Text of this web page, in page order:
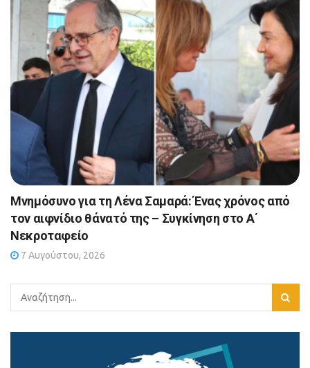
Μνημόσυνο για τη Λένα Σαμαρά: Ένας χρόνος από
τον αιφνίδιο θάνατό της – Συγκίνηση στο Α΄
Νεκροταφείο
7 Αυγούστου, 2026